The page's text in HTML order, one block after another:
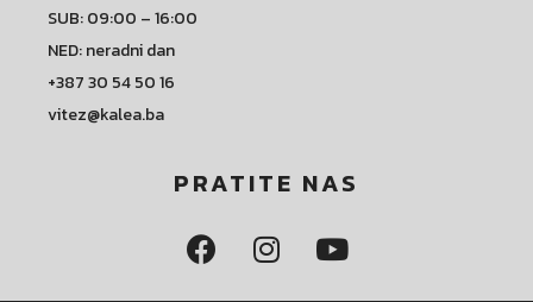
SUB: 09:00 – 16:00
NED: neradni dan
+387 30 54 50 16
vitez@kalea.ba
PRATITE NAS